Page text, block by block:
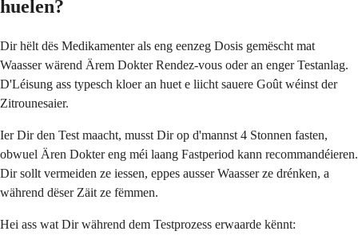
huelen?
Dir hëlt dës Medikamenter als eng eenzeg Dosis gemëscht mat
Waasser wärend Ärem Dokter Rendez-vous oder an enger Testanlag.
D'Léisung ass typesch kloer an huet e liicht sauere Goût wéinst der
Zitrounesaier.
Ier Dir den Test maacht, musst Dir op d'mannst 4 Stonnen fasten,
obwuel Ären Dokter eng méi laang Fastperiod kann recommandéieren.
Dir sollt vermeiden ze iessen, eppes ausser Waasser ze drénken, a
während dëser Zäit ze fëmmen.
Hei ass wat Dir während dem Testprozess erwaarde kënnt: